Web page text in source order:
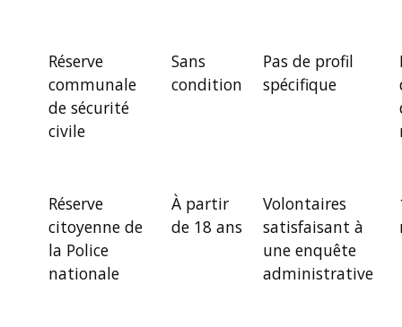
Réserve
communale
de sécurité
civile
Sans
condition
Pas de profil
spécifique
Réserve
citoyenne de
la Police
nationale
À partir
de 18 ans
Volontaires
satisfaisant à
une enquête
administrative